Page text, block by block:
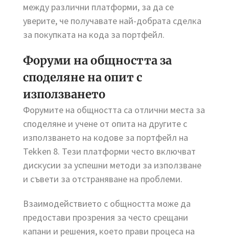
между различни платформи, за да се
уверите, че получавате най-добрата сделка
за покупката на кода за портфейл.
Форуми на общността за
споделяне на опит с
използването
Форумите на общността са отлични места за
споделяне и учене от опита на другите с
използването на кодове за портфейл на
Tekken 8. Тези платформи често включват
дискусии за успешни методи за използване
и съвети за отстраняване на проблеми.
Взаимодействието с общността може да
предостави прозрения за често срещани
капани и решения, което прави процеса на